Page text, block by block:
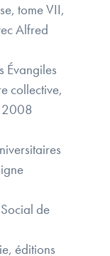
tome VII,
Alfred
Évangiles
collective,
2008
de
éditions